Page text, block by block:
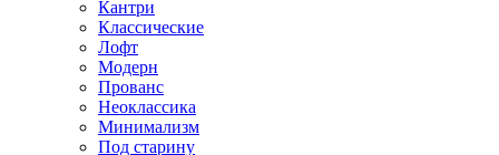
Кантри
Классические
Лофт
Модерн
Прованс
Неоклассика
Минимализм
Под старину